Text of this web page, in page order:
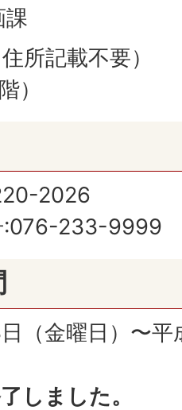
課
所記載不要）
）
2026
:076-233-9999
（金曜日）〜
しました。